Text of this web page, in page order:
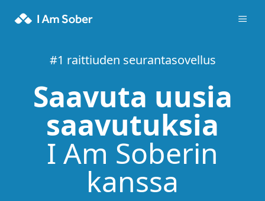
#1 raittiuden seurantasovellus
Saavuta uusia
saavutuksia
I Am Soberin
kanssa